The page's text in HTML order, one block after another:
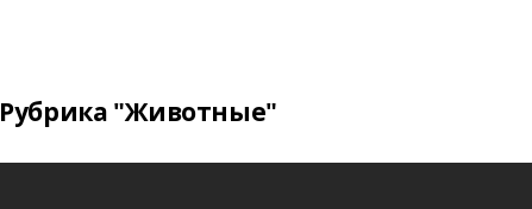
Рубрика "Животные"